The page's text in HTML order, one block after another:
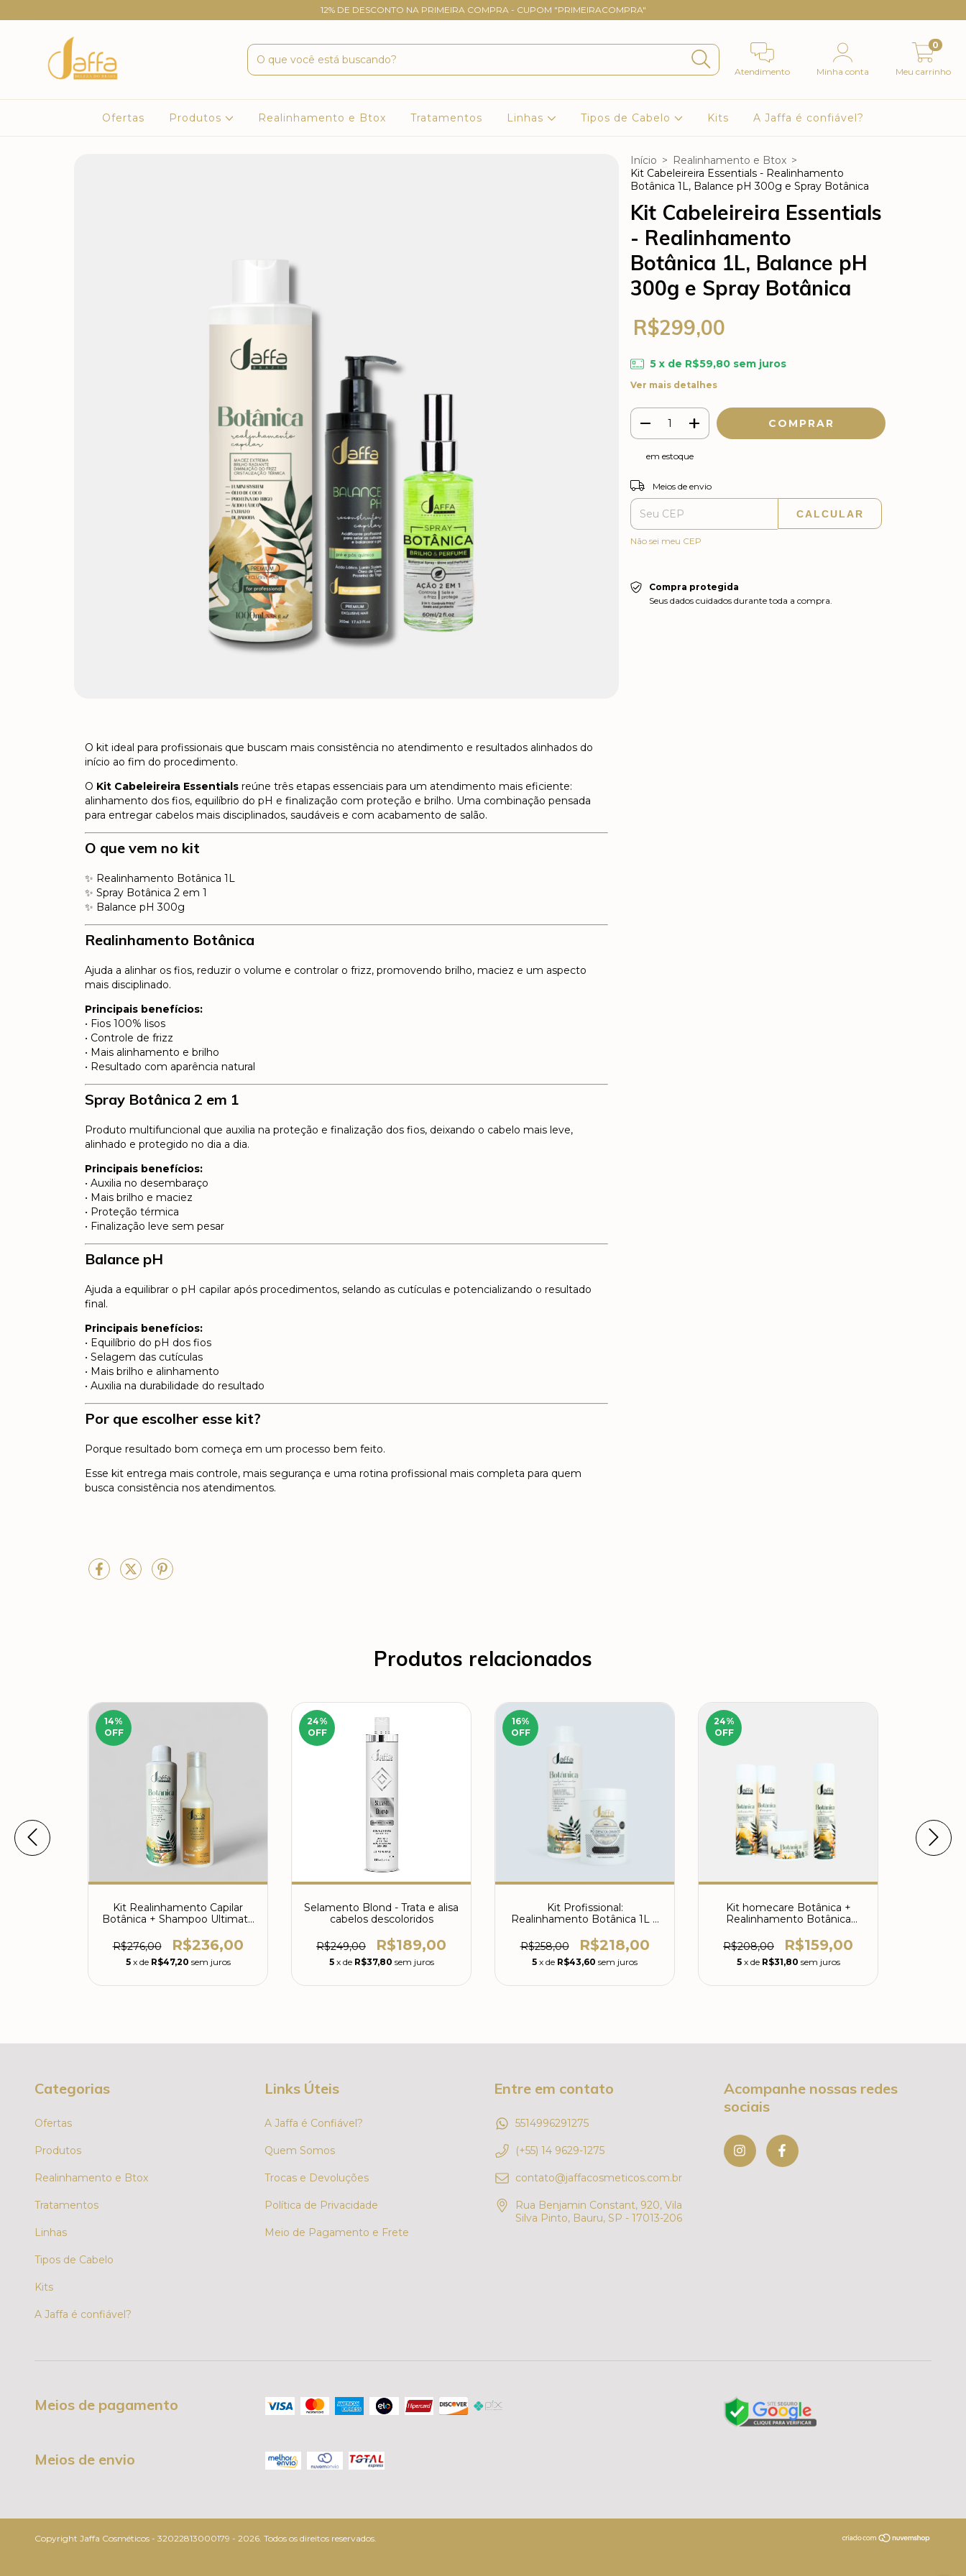
12% DE DESCONTO NA PRIMEIRA COMPRA - CUPOM "PRIMEIRACOMPRA"
Atendimento Minha conta Meu carrinho
0
Ofertas Produtos Realinhamento e Btox Tratamentos Linhas Tipos de Cabelo Kits A Jaffa é confiável?
O kit ideal para profissionais que buscam mais consistência no atendimento e resultados alinhados do
início ao fim do procedimento.
O Kit Cabeleireira Essentials reúne três etapas essenciais para um atendimento mais eficiente:
alinhamento dos fios, equilíbrio do pH e finalização com proteção e brilho. Uma combinação pensada
para entregar cabelos mais disciplinados, saudáveis e com acabamento de salão.
O que vem no kit
✨ Realinhamento Botânica 1L
✨ Spray Botânica 2 em 1
✨ Balance pH 300g
Realinhamento Botânica
Ajuda a alinhar os fios, reduzir o volume e controlar o frizz, promovendo brilho, maciez e um aspecto
mais disciplinado.
Principais benefícios:
• Fios 100% lisos
• Controle de frizz
• Mais alinhamento e brilho
• Resultado com aparência natural
Spray Botânica 2 em 1
Produto multifuncional que auxilia na proteção e finalização dos fios, deixando o cabelo mais leve,
alinhado e protegido no dia a dia.
Principais benefícios:
• Auxilia no desembaraço
• Mais brilho e maciez
• Proteção térmica
• Finalização leve sem pesar
Balance pH
Ajuda a equilibrar o pH capilar após procedimentos, selando as cutículas e potencializando o resultado
final.
Principais benefícios:
• Equilíbrio do pH dos fios
• Selagem das cutículas
• Mais brilho e alinhamento
• Auxilia na durabilidade do resultado
Por que escolher esse kit?
Porque resultado bom começa em um processo bem feito.
Esse kit entrega mais controle, mais segurança e uma rotina profissional mais completa para quem
busca consistência nos atendimentos.
Início > Realinhamento e Btox >
Kit Cabeleireira Essentials - Realinhamento
Botânica 1L, Balance pH 300g e Spray Botânica
Kit Cabeleireira Essentials
- Realinhamento
Botânica 1L, Balance pH
300g e Spray Botânica
R$299,00
5 x de R$59,80 sem juros
Ver mais detalhes
em estoque
Entregas para o CEP:
Meios de envio
CALCULAR
Não sei meu CEP
Compra protegida
Seus dados cuidados durante toda a compra.
Produtos relacionados
14%
OFF
Kit Realinhamento Capilar
Botânica + Shampoo Ultimate
R$276,00
R$236,00
5 x de R$47,20 sem juros
24%
OFF
Selamento Blond - Trata e alisa
cabelos descoloridos
R$249,00 R$189,00
5 x de R$37,80 sem juros
16%
OFF
Kit Profissional:
Realinhamento Botânica 1L +
R$258,00
R$218,00
5 x de R$43,60 sem juros
24%
OFF
Kit homecare Botânica +
Realinhamento Botânica
R$208,00
R$159,00
5 x de R$31,80 sem juros
Categorias
Ofertas
Produtos
Realinhamento e Btox
Tratamentos
Linhas
Tipos de Cabelo
Kits
A Jaffa é confiável?
Links Úteis
A Jaffa é Confiável?
Quem Somos
Trocas e Devoluções
Política de Privacidade
Meio de Pagamento e Frete
Entre em contato
5514996291275
(+55) 14 9629-1275
contato@jaffacosmeticos.com.br
Rua Benjamin Constant, 920, Vila
Silva Pinto, Bauru, SP - 17013-206
Acompanhe nossas redes
sociais
Meios de pagamento
Meios de envio
Copyright Jaffa Cosméticos - 32022813000179 - 2026. Todos os direitos reservados.